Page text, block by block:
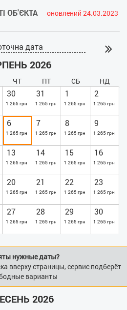
ОБ'ЄКТА
оновлений 24.03.2023
дата
2026
ЧТ ПТ СБ НД
30
1 265 грн
31
1 265 грн
1
1 265 грн
2
1 265 грн
6
1 265 грн
7
1 265 грн
8
1 265 грн
9
1 265 грн
13
1 265 грн
14
1 265 грн
15
1 265 грн
16
1 265 грн
20
1 265 грн
21
1 265 грн
22
1 265 грн
23
1 265 грн
27
1 265 грн
28
1 265 грн
29
1 265 грн
30
1 265 грн
нужные даты?
вверху страницы, сервис подберёт
варианты
2026